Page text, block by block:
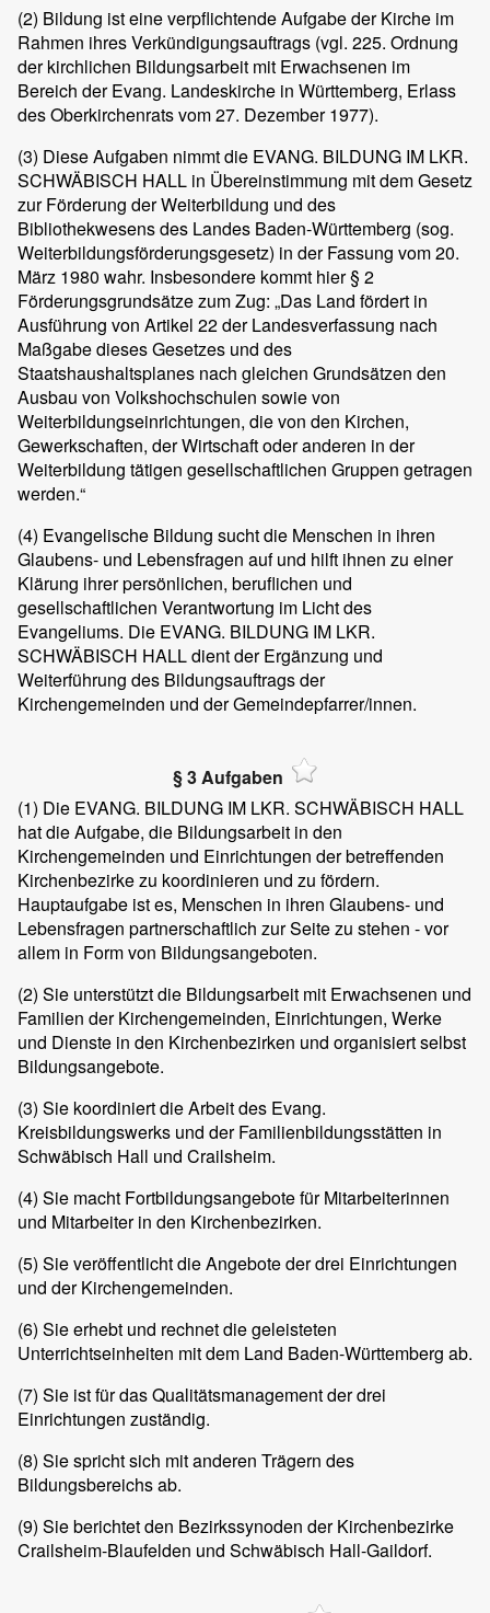
(2) Bildung ist eine verpflichtende Aufgabe der Kirche im
Rahmen ihres Verkündigungsauftrags (vgl. 225. Ordnung
der kirchlichen Bildungsarbeit mit Erwachsenen im
Bereich der Evang. Landeskirche in Württemberg, Erlass
des Oberkirchenrats vom 27. Dezember 1977).
(3) Diese Aufgaben nimmt die EVANG. BILDUNG IM LKR.
SCHWÄBISCH HALL in Übereinstimmung mit dem Gesetz
zur Förderung der Weiterbildung und des
Bibliothekwesens des Landes Baden-Württemberg (sog.
Weiterbildungsförderungsgesetz) in der Fassung vom 20.
März 1980 wahr. Insbesondere kommt hier § 2
Förderungsgrundsätze zum Zug: „Das Land fördert in
Ausführung von Artikel 22 der Landesverfassung nach
Maßgabe dieses Gesetzes und des
Staatshaushaltsplanes nach gleichen Grundsätzen den
Ausbau von Volkshochschulen sowie von
Weiterbildungseinrichtungen, die von den Kirchen,
Gewerkschaften, der Wirtschaft oder anderen in der
Weiterbildung tätigen gesellschaftlichen Gruppen getragen
werden.“
(4) Evangelische Bildung sucht die Menschen in ihren
Glaubens- und Lebensfragen auf und hilft ihnen zu einer
Klärung ihrer persönlichen, beruflichen und
gesellschaftlichen Verantwortung im Licht des
Evangeliums. Die EVANG. BILDUNG IM LKR.
SCHWÄBISCH HALL dient der Ergänzung und
Weiterführung des Bildungsauftrags der
Kirchengemeinden und der Gemeindepfarrer/innen.
§ 3 Aufgaben
(1) Die EVANG. BILDUNG IM LKR. SCHWÄBISCH HALL
hat die Aufgabe, die Bildungsarbeit in den
Kirchengemeinden und Einrichtungen der betreffenden
Kirchenbezirke zu koordinieren und zu fördern.
Hauptaufgabe ist es, Menschen in ihren Glaubens- und
Lebensfragen partnerschaftlich zur Seite zu stehen - vor
allem in Form von Bildungsangeboten.
(2) Sie unterstützt die Bildungsarbeit mit Erwachsenen und
Familien der Kirchengemeinden, Einrichtungen, Werke
und Dienste in den Kirchenbezirken und organisiert selbst
Bildungsangebote.
(3) Sie koordiniert die Arbeit des Evang.
Kreisbildungswerks und der Familienbildungsstätten in
Schwäbisch Hall und Crailsheim.
(4) Sie macht Fortbildungsangebote für Mitarbeiterinnen
und Mitarbeiter in den Kirchenbezirken.
(5) Sie veröffentlicht die Angebote der drei Einrichtungen
und der Kirchengemeinden.
(6) Sie erhebt und rechnet die geleisteten
Unterrichtseinheiten mit dem Land Baden-Württemberg ab.
(7) Sie ist für das Qualitätsmanagement der drei
Einrichtungen zuständig.
(8) Sie spricht sich mit anderen Trägern des
Bildungsbereichs ab.
(9) Sie berichtet den Bezirkssynoden der Kirchenbezirke
Crailsheim-Blaufelden und Schwäbisch Hall-Gaildorf.